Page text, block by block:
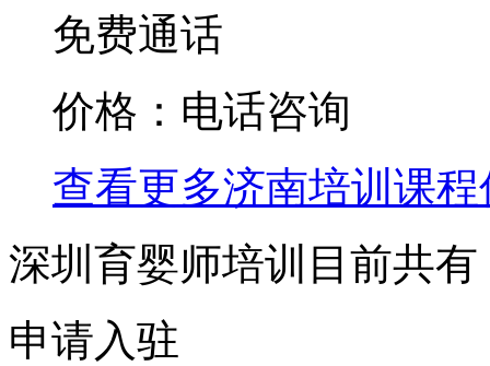
免费通话
价格：电话咨询
查看更多济南培训课程
深圳育婴师培训目前共有
申请入驻